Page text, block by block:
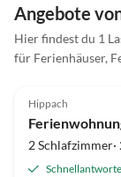
Sterne für das
Angebote
Hier findest du 1
für Ferienhäuser,
Hippach
2 Schlafzimmer·